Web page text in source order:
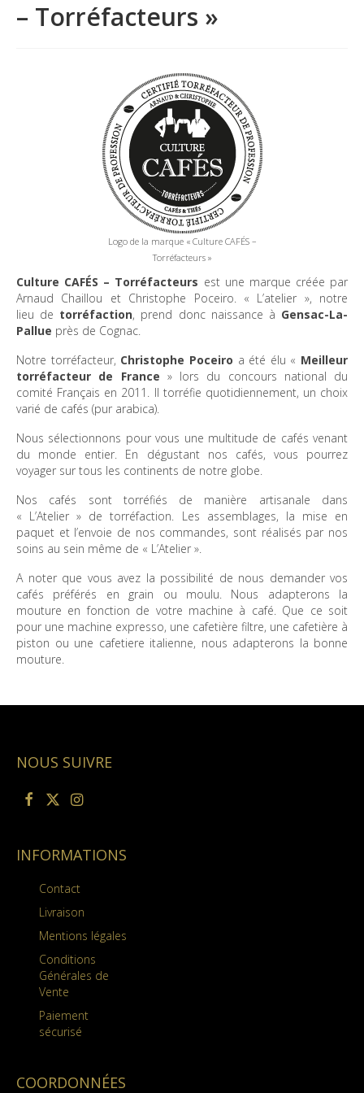
La marque
Professionnels
BUREAUX / PME
HOTELS / RESTAURANTS
– Torréfacteurs »
Logo de la marque « Culture CAFÉS –
Torréfacteurs »
Culture CAFÉS – Torréfacteurs est une marque créée par
Arnaud Chaillou et Christophe Poceiro. « L’atelier », notre
lieu de torréfaction, prend donc naissance à Gensac-La-
Pallue près de Cognac.
Notre torréfacteur, Christophe Poceiro a été élu « Meilleur
torréfacteur de France » lors du concours national du
comité Français en 2011. Il torréfie quotidiennement, un choix
varié de cafés (pur arabica).
Nous sélectionnons pour vous une multitude de cafés venant
du monde entier. En dégustant nos cafés, vous pourrez
voyager sur tous les continents de notre globe.
Nos cafés sont torréfiés de manière artisanale dans
« L’Atelier » de torréfaction. Les assemblages, la mise en
paquet et l’envoie de nos commandes, sont réalisés par nos
soins au sein même de « L’Atelier ».
A noter que vous avez la possibilité de nous demander vos
cafés préférés en grain ou moulu. Nous adapterons la
mouture en fonction de votre machine à café. Que ce soit
pour une machine expresso, une cafetière filtre, une cafetière à
piston ou une cafetiere italienne, nous adapterons la bonne
mouture.
NOUS SUIVRE
INFORMATIONS
Contact
Livraison
Mentions légales
Conditions
Générales de
Vente
Paiement
sécurisé
COORDONNÉES